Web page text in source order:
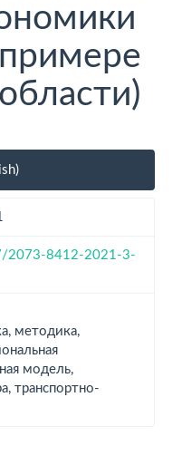
2073-8412-2021-3-
методика,
модель,
транспортно-